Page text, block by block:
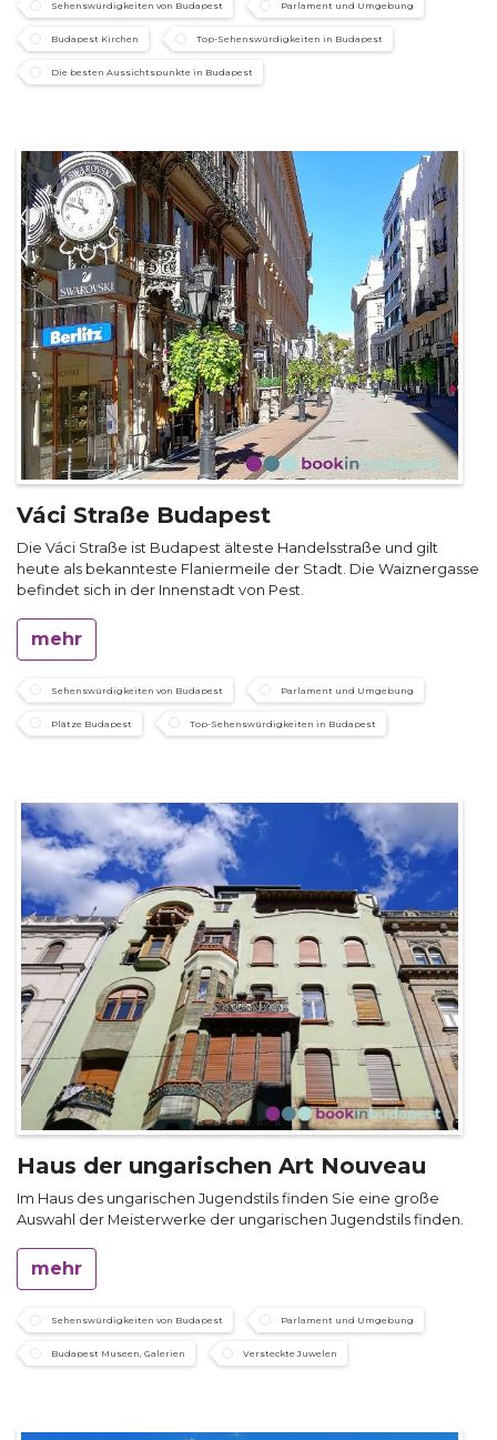
Sehenswürdigkeiten von Budapest Parlament und Umgebung
Budapest Kirchen Top-Sehenswürdigkeiten in Budapest
Die besten Aussichtspunkte in Budapest
Váci Straße Budapest
Die Váci Straße ist Budapest älteste Handelsstraße und gilt
heute als bekannteste Flaniermeile der Stadt. Die Waiznergasse
befindet sich in der Innenstadt von Pest.
mehr
Sehenswürdigkeiten von Budapest Parlament und Umgebung
Plätze Budapest Top-Sehenswürdigkeiten in Budapest
Haus der ungarischen Art Nouveau
Im Haus des ungarischen Jugendstils finden Sie eine große
Auswahl der Meisterwerke der ungarischen Jugendstils finden.
mehr
Sehenswürdigkeiten von Budapest Parlament und Umgebung
Budapest Museen, Galerien Versteckte Juwelen